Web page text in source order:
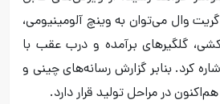
وال می‌توان به وینچ آلومینیومی،
گلگیرهای برآمده و درب عقب با
تقسیم 60:40 اشاره کرد. بنابر گزارش رسانه‌های چینی و
در مراحل تولید قرار دارد.